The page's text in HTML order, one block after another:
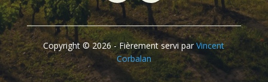
Copyright © 2026 - Fièrement servi parVincent
Corbalan